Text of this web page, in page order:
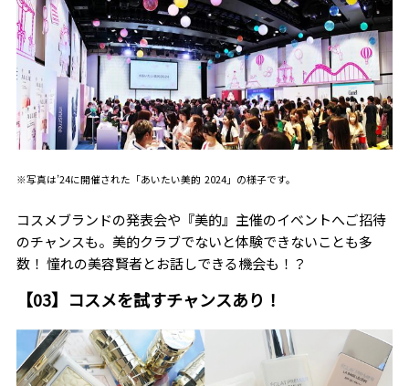
※写真は’24に開催された「あいたい美的 2024」の様子です。
コスメブランドの発表会や『美的』主催のイベントへご招待
のチャンスも。美的クラブでないと体験できないことも多
数！ 憧れの美容賢者とお話しできる機会も！？
【03】コスメを試すチャンスあり！